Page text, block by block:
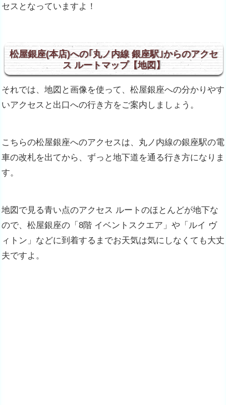
セスとなっていますよ！
松屋銀座(本店)への｢丸ノ内線 銀座駅｣からのアクセ
ス ルートマップ【地図】
それでは、地図と画像を使って、松屋銀座への分かりやす
いアクセスと出口への行き方をご案内しましょう。
こちらの松屋銀座へのアクセスは、丸ノ内線の銀座駅の電
車の改札を出てから、ずっと地下道を通る行き方になりま
す。
地図で見る青い点のアクセス ルートのほとんどが地下な
ので、松屋銀座の「8階 イベントスクエア」や「ルイ ヴ
ィトン」などに到着するまでお天気は気にしなくても大丈
夫ですよ。